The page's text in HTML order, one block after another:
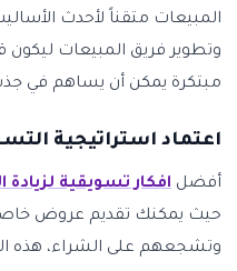
المبيعات متقناً لأحدث
وتطوير فريق المبيعات ليكون
مبتكرة يمكن أن يساهم في
اعتماد استراتيجية
أفضل افكار تسويقية لزيادة
حيث يمكنك تقديم عروض
وتشجعهم على الشراء، هذه